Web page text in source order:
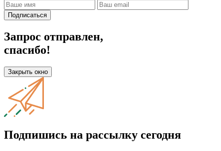
Подписаться
Запрос отправлен,
спасибо!
Закрыть окно
Подпишись на рассылку сегодня